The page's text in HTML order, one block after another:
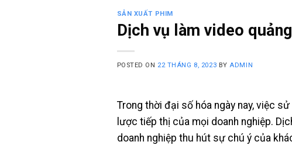
SẢN XUẤT PHIM
Dịch vụ làm video
POSTED ON 22 THÁNG 8, 2023 BY ADMIN
Trong thời đại số hóa ngày nay, việc
lược tiếp thị của mọi doanh nghiệp.
doanh nghiệp thu hút sự chú ý của